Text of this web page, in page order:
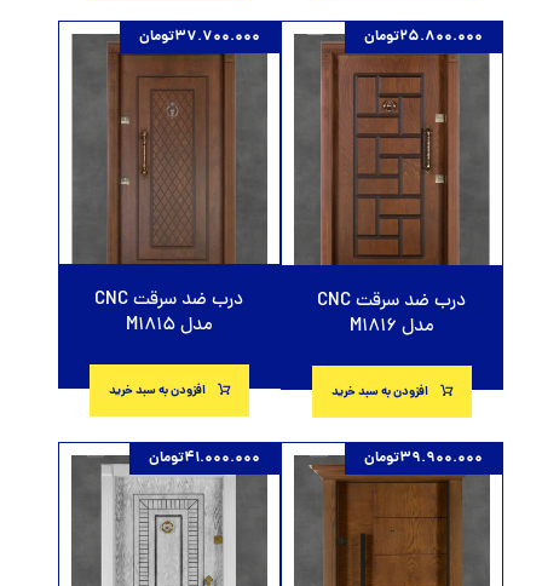
درب ضد سرقت CNC
مدل M1816
25.800.000تومان
افزودن به سبد خرید
درب ضد سرقت CNC
مدل M1815
37.700.000تومان
افزودن به سبد خرید
39.900.000تومان 41.000.000تومان